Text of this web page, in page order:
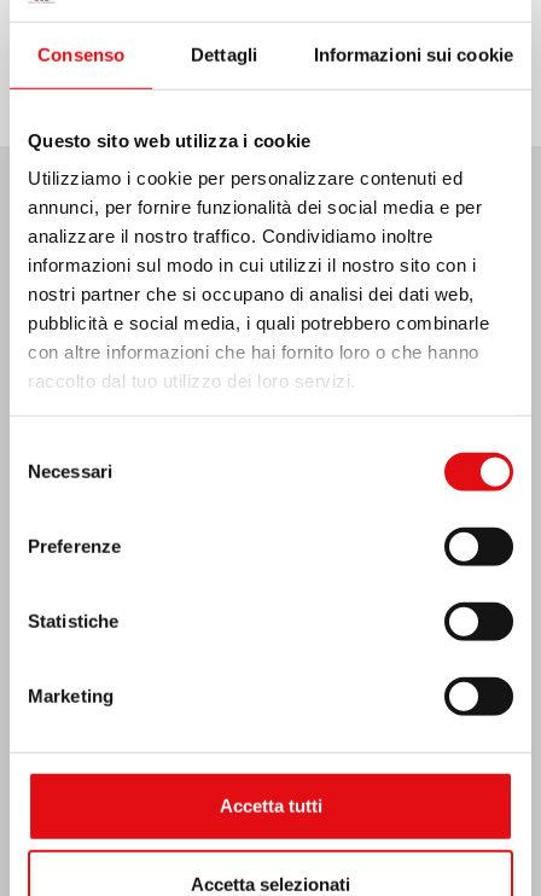
Consenso Dettagli Informazioni sui cookie
Questo sito web utilizza i cookie
Utilizziamo i cookie per personalizzare contenuti ed
annunci, per fornire funzionalità dei social media e per
analizzare il nostro traffico. Condividiamo inoltre
informazioni sul modo in cui utilizzi il nostro sito con i
nostri partner che si occupano di analisi dei dati web,
pubblicità e social media, i quali potrebbero combinarle
con altre informazioni che hai fornito loro o che hanno
raccolto dal tuo utilizzo dei loro servizi.
delNecessari
Preferenze
Statistiche
Marketing
Accetta tutti
Accetta selezionati
Condividi su:
Ultime Notizie:
MESSICO: ASSEMBLEA PLENARIA OCD
India: Benedizione e inaugurazione del